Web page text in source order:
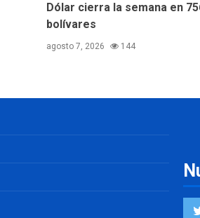
Dólar cierra la semana en
bolívares
agosto 7, 2026 144